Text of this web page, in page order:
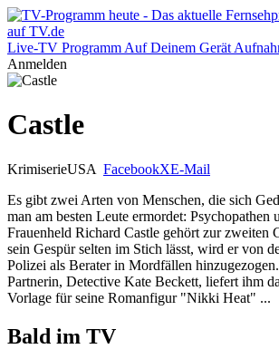
Live-TV Programm Auf Deinem Gerät
Anmelden
Castle
KrimiserieUSA FacebookXE-Mail
Es gibt zwei Arten von Menschen, die sich
man am besten Leute ermordet: Psychopathen
Frauenheld Richard Castle gehört zur zweiten
sein Gespür selten im Stich lässt, wird er von
Polizei als Berater in Mordfällen
Partnerin, Detective Kate Beckett, liefert ihm
Vorlage für seine Romanfigur "Nikki Heat" ...
Bald im TV